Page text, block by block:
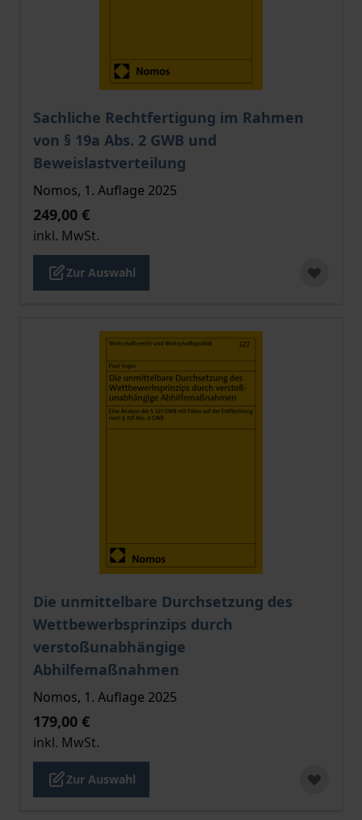
Sachliche Rechtfertigung im Rahmen
von § 19a Abs. 2 GWB und
Beweislastverteilung
Der Preis dieses Titels richtet sich nach der
Nomos, 1. Auflage 2025
249,00 €
inkl. MwSt.
Zur Auswahl
Die unmittelbare Durchsetzung des
Wettbewerbsprinzips durch
verstoßunabhängige
Abhilfemaßnahmen
Der Preis dieses Titels richtet sich nach der
Nomos, 1. Auflage 2025
179,00 €
inkl. MwSt.
Zur Auswahl